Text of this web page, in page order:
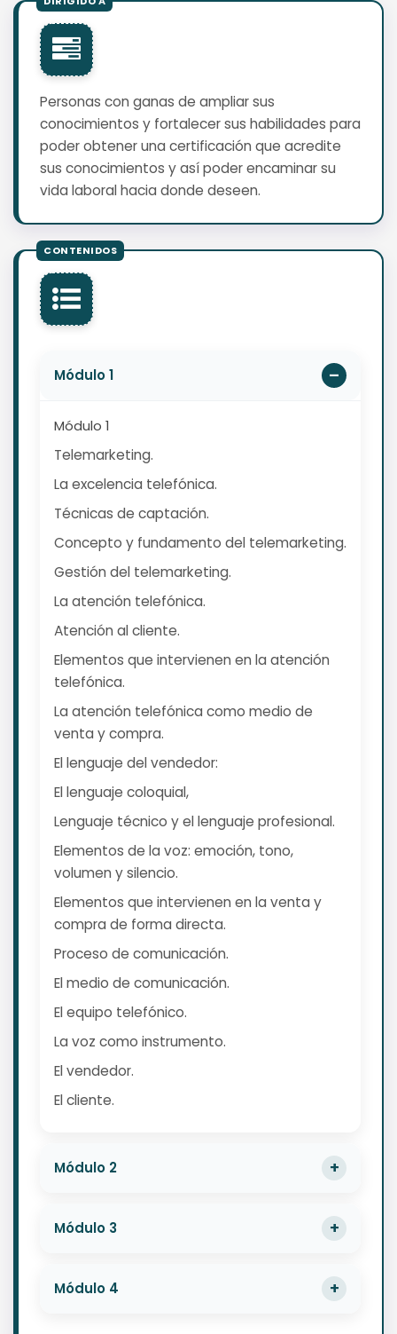
Personas con ganas de ampliar sus
conocimientos y fortalecer sus habilidades para
poder obtener una certificación que acredite
sus conocimientos y así poder encaminar su
vida laboral hacia donde deseen.
Módulo 1
Módulo 1
Telemarketing.
La excelencia telefónica.
Técnicas de captación.
Concepto y fundamento del telemarketing.
Gestión del telemarketing.
La atención telefónica.
Atención al cliente.
Elementos que intervienen en la atención
telefónica.
La atención telefónica como medio de
venta y compra.
El lenguaje del vendedor:
El lenguaje coloquial,
Lenguaje técnico y el lenguaje profesional.
Elementos de la voz: emoción, tono,
volumen y silencio.
Elementos que intervienen en la venta y
compra de forma directa.
Proceso de comunicación.
El medio de comunicación.
El equipo telefónico.
La voz como instrumento.
El vendedor.
El cliente.
Módulo 2
Módulo 3
Módulo 4